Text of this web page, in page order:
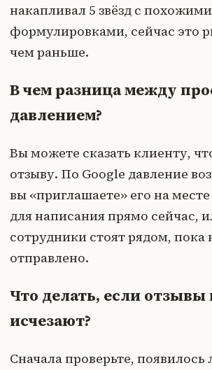
накапливал 5 звёзд с похожими
формулировками, сейчас это
чем раньше.
В чем разница между
давлением?
Вы можете сказать клиенту,
отзыву. По Google давление
вы «приглашаете» его на
для написания прямо сейчас,
сотрудники стоят рядом, пока
отправлено.
Что делать, если отзывы
исчезают?
Сначала проверьте,